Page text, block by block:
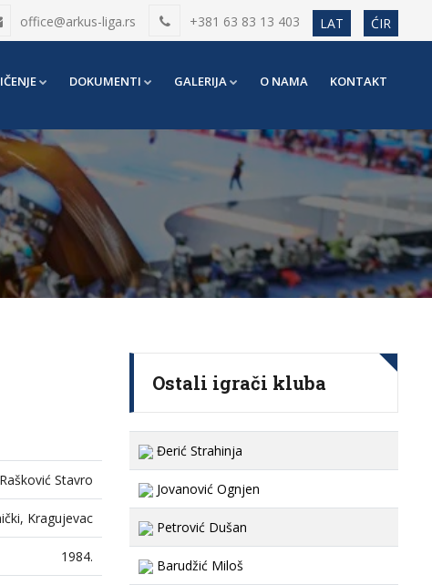
office@arkus-liga.rs +381 63 83 13 403 LAT ĆIR
DOKUMENTI GALERIJA O NAMA KONTAKT
Rašković Stavro
Kragujevac
1984.
Ostali igrači kluba
Đerić Strahinja
Jovanović Ognjen
Petrović Dušan
Barudžić Miloš